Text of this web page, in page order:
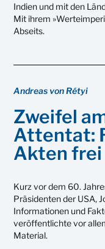
Indien und mit den
Mit ihrem
Abseits.
Andreas von Rétyi
Zweifel
Attentat:
Akten frei
Kurz vor dem 60.
Präsidenten der USA,
Informationen und
veröffentlichte vor
Material.